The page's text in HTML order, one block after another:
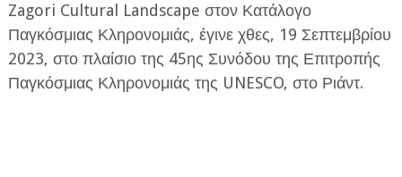
Zagori Cultural Landscape στον Κατάλογο
Παγκόσμιας Κληρονομιάς, έγινε χθες, 19 Σεπτεμβρίου
2023, στο πλαίσιο της 45ης Συνόδου της Επιτροπής
Παγκόσμιας Κληρονομιάς της UNESCO, στο Ριάντ.